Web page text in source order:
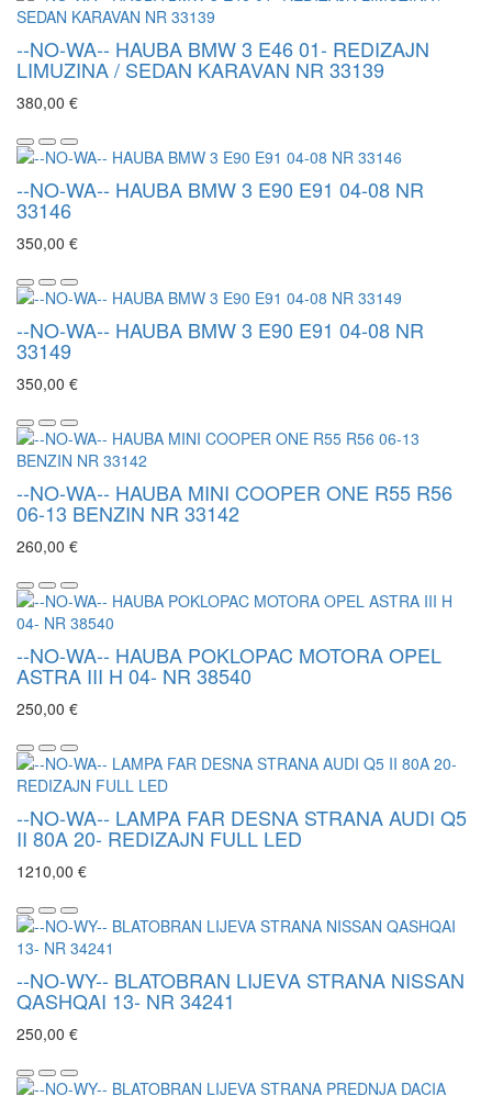
--NO-WA-- HAUBA BMW 3 E46 01- REDIZAJN
LIMUZINA / SEDAN KARAVAN NR 33139
380,00 €
--NO-WA-- HAUBA BMW 3 E90 E91 04-08 NR
33146
350,00 €
--NO-WA-- HAUBA BMW 3 E90 E91 04-08 NR
33149
350,00 €
--NO-WA-- HAUBA MINI COOPER ONE R55 R56
06-13 BENZIN NR 33142
260,00 €
--NO-WA-- HAUBA POKLOPAC MOTORA OPEL
ASTRA III H 04- NR 38540
250,00 €
--NO-WA-- LAMPA FAR DESNA STRANA AUDI Q5
II 80A 20- REDIZAJN FULL LED
1210,00 €
--NO-WY-- BLATOBRAN LIJEVA STRANA NISSAN
QASHQAI 13- NR 34241
250,00 €